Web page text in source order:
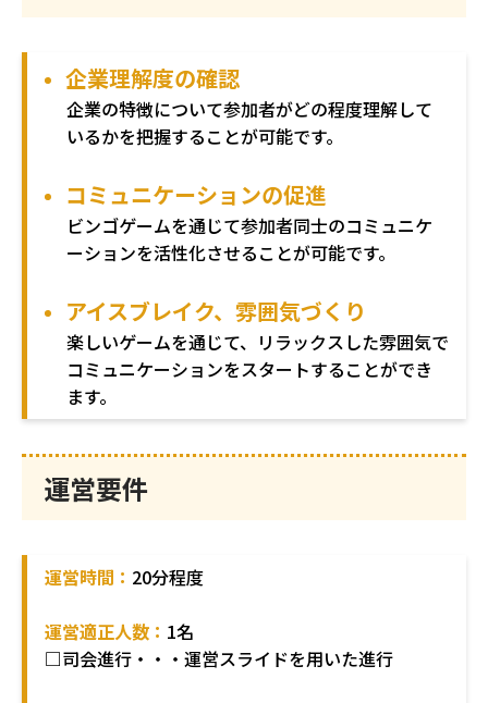
CUBIC適性検査
HR Ring
企業理解度の確認
企業の特徴について参加者がどの程度理解して
いるかを把握することが可能です。
コミュニケーションの促進
ビンゴゲームを通じて参加者同士のコミュニケ
ーションを活性化させることが可能です。
アイスブレイク、雰囲気づくり
楽しいゲームを通じて、リラックスした雰囲気で
コミュニケーションをスタートすることができ
ます。
運営要件
運営時間： 20分程度
運営適正人数： 1名
□司会進行・・・運営スライドを用いた進行